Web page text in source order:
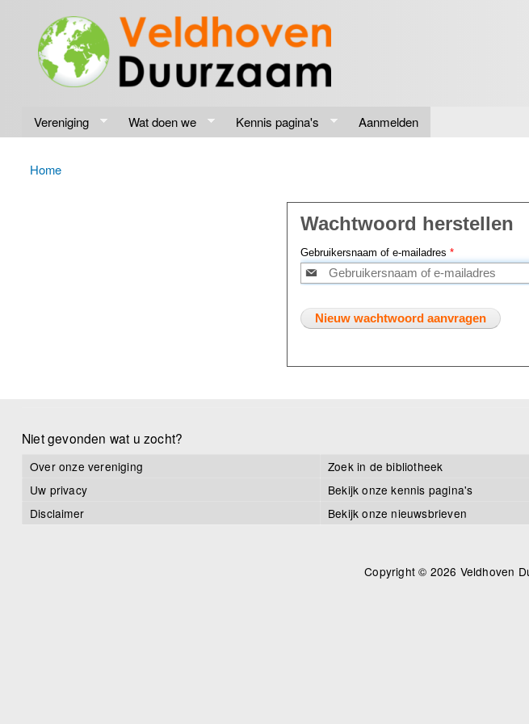
Veldhoven
Duurzaam
Energiek
naar de
toekomst
Vereniging Wat doen we Kennis pagina's Aanmelden
U bent hier
Home
Wachtwoord herstellen
Gebruikersnaam of e-mailadres *
Niet gevonden wat u zocht?
Over onze vereniging Zoek in de bibliotheek
Uw privacy
Bekijk onze kennis pagina's
Disclaimer
Bekijk onze nieuwsbrieven
Copyright © 2026 Veldhoven